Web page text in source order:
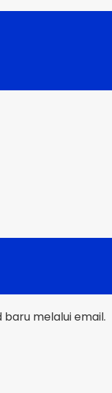
melalui email.